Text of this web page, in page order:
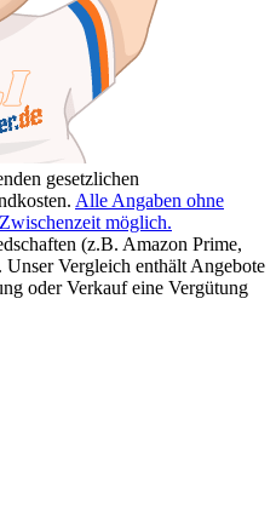
gesetzlichen
Alle Angaben ohne
möglich.
(z.B. Amazon Prime,
Vergleich enthält Angebote
oder Verkauf eine Vergütung